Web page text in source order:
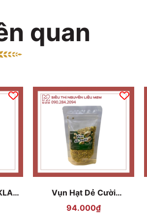
quan
Vụn Hạt Dẻ Cười
Bentrecocoas 100gr
94.000₫